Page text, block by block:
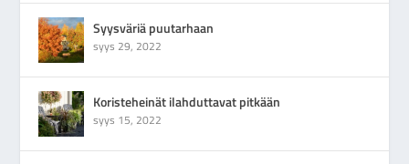
Syysväriä puutarhaan
syys 29, 2022
Koristeheinät ilahduttavat pitkään
syys 15, 2022